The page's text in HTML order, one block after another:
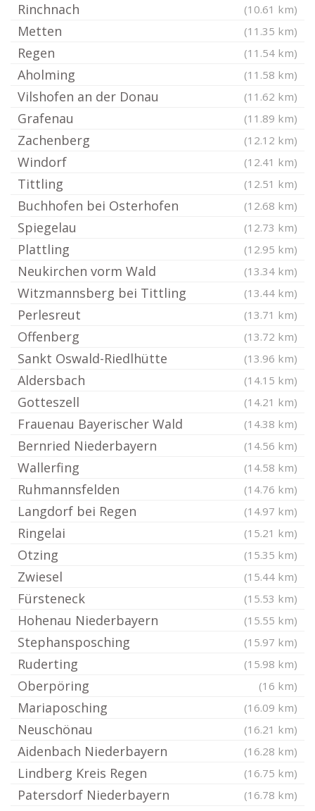
Rinchnach (10.61 km)
Metten (11.35 km)
Regen (11.54 km)
Aholming (11.58 km)
Vilshofen an der Donau (11.62 km)
Grafenau (11.89 km)
Zachenberg (12.12 km)
Windorf (12.41 km)
Tittling (12.51 km)
Buchhofen bei Osterhofen (12.68 km)
Spiegelau (12.73 km)
Plattling (12.95 km)
Neukirchen vorm Wald (13.34 km)
Witzmannsberg bei Tittling (13.44 km)
Perlesreut (13.71 km)
Offenberg (13.72 km)
Sankt Oswald-Riedlhütte (13.96 km)
Aldersbach (14.15 km)
Gotteszell (14.21 km)
Frauenau Bayerischer Wald (14.38 km)
Bernried Niederbayern (14.56 km)
Wallerfing (14.58 km)
Ruhmannsfelden (14.76 km)
Langdorf bei Regen (14.97 km)
Ringelai (15.21 km)
Otzing (15.35 km)
Zwiesel (15.44 km)
Fürsteneck (15.53 km)
Hohenau Niederbayern (15.55 km)
Stephansposching (15.97 km)
Ruderting (15.98 km)
Oberpöring (16 km)
Mariaposching (16.09 km)
Neuschönau (16.21 km)
Aidenbach Niederbayern (16.28 km)
Lindberg Kreis Regen (16.75 km)
Patersdorf Niederbayern (16.78 km)